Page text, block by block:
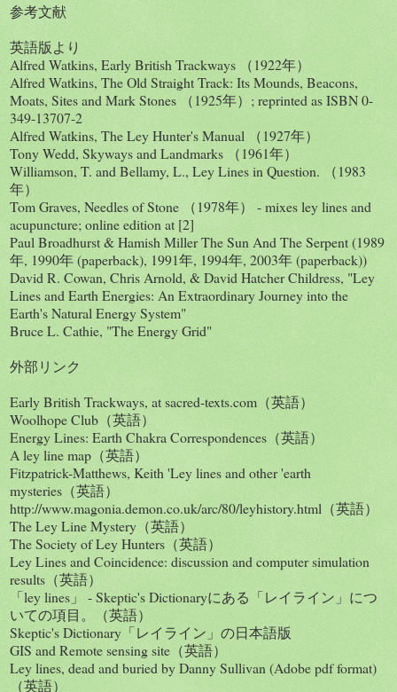
参考文献
英語版より
Alfred Watkins, Early British Trackways （1922年）
Alfred Watkins, The Old Straight Track: Its Mounds, Beacons,
Moats, Sites and Mark Stones （1925年）; reprinted as ISBN 0-
349-13707-2
Alfred Watkins, The Ley Hunter's Manual （1927年）
Tony Wedd, Skyways and Landmarks （1961年）
Williamson, T. and Bellamy, L., Ley Lines in Question. （1983
年）
Tom Graves, Needles of Stone （1978年） - mixes ley lines and
acupuncture; online edition at [2]
Paul Broadhurst & Hamish Miller The Sun And The Serpent (1989
年, 1990年 (paperback), 1991年, 1994年, 2003年 (paperback))
David R. Cowan, Chris Arnold, & David Hatcher Childress, "Ley
Lines and Earth Energies: An Extraordinary Journey into the
Earth's Natural Energy System"
Bruce L. Cathie, "The Energy Grid"
外部リンク
Early British Trackways, at sacred-texts.com（英語）
Woolhope Club（英語）
Energy Lines: Earth Chakra Correspondences（英語）
A ley line map（英語）
Fitzpatrick-Matthews, Keith 'Ley lines and other 'earth
mysteries（英語）
http://www.magonia.demon.co.uk/arc/80/leyhistory.html（英語）
The Ley Line Mystery（英語）
The Society of Ley Hunters（英語）
Ley Lines and Coincidence: discussion and computer simulation
results（英語）
「ley lines」 - Skeptic's Dictionaryにある「レイライン」につ
いての項目。（英語）
Skeptic's Dictionary「レイライン」の日本語版
GIS and Remote sensing site（英語）
Ley lines, dead and buried by Danny Sullivan (Adobe pdf format)
（英語）